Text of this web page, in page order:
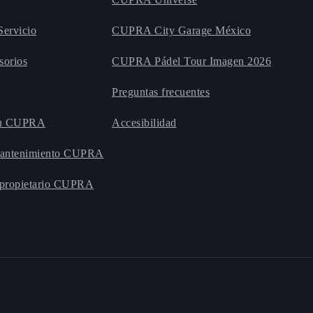
CUPRA
CUPRA
CUPRA
CUPRA City Garage México
CUPRA Pádel Tour Imagen 2026
Preguntas frecuentes
Accesibilidad